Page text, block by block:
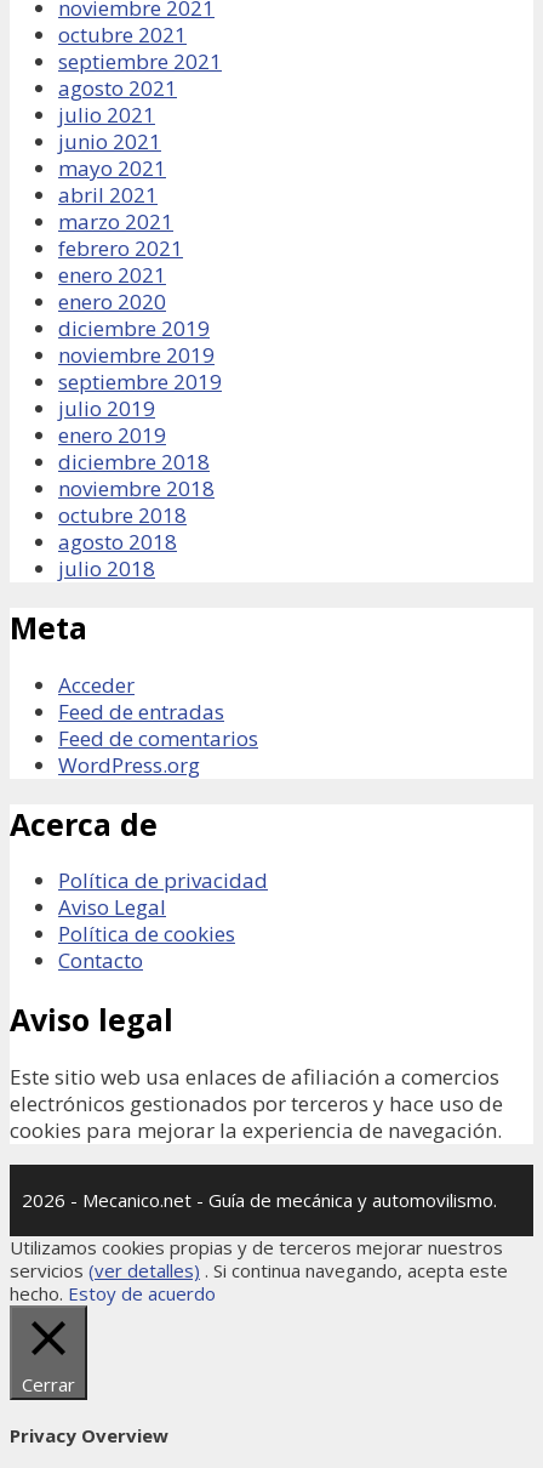
noviembre 2021
octubre 2021
septiembre 2021
agosto 2021
julio 2021
junio 2021
mayo 2021
abril 2021
marzo 2021
febrero 2021
enero 2021
enero 2020
diciembre 2019
noviembre 2019
septiembre 2019
julio 2019
enero 2019
diciembre 2018
noviembre 2018
octubre 2018
agosto 2018
julio 2018
Meta
Acceder
Feed de entradas
Feed de comentarios
WordPress.org
Acerca de
Política de privacidad
Aviso Legal
Política de cookies
Contacto
Aviso legal
Este sitio web usa enlaces de afiliación a comercios
electrónicos gestionados por terceros y hace uso de
cookies para mejorar la experiencia de navegación.
2026 - Mecanico.net - Guía de mecánica y automovilismo.
Utilizamos cookies propias y de terceros mejorar nuestros
servicios (ver detalles) . Si continua navegando, acepta este
hecho. Estoy de acuerdo
Cerrar
Privacy Overview